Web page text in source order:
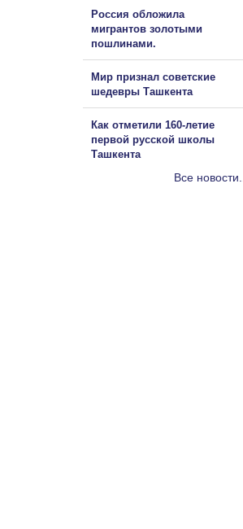
Россия обложила
мигрантов золотыми
пошлинами.
Мир признал советские
шедевры Ташкента
Как отметили 160-летие
первой русской школы
Ташкента
Все новости...